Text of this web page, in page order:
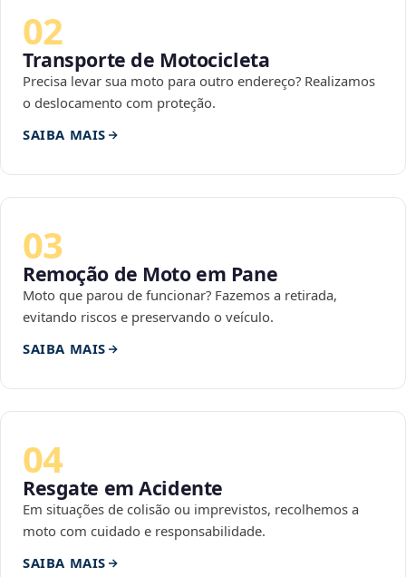
02
Transporte de Motocicleta
Precisa levar sua moto para outro endereço? Realizamos
o deslocamento com proteção.
SAIBA MAIS
03
Remoção de Moto em Pane
Moto que parou de funcionar? Fazemos a retirada,
evitando riscos e preservando o veículo.
SAIBA MAIS
04
Resgate em Acidente
Em situações de colisão ou imprevistos, recolhemos a
moto com cuidado e responsabilidade.
SAIBA MAIS